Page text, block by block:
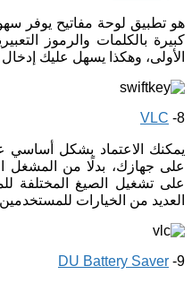
هو تطبيق لوحة مفاتيح يوفر
كبيرة بالكلمات والرموز
الأولى، وهكذا يسهل عليك
8-
VLC
على جهازك، بدلًا من المشغل
على تشغيل الصيغ المختلفة
العديد من الخيارات
9-
DU Battery Saver